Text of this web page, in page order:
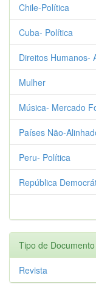
Chile-Política
Cuba- Política
Direitos Humanos-
Mulher
Música- Mercado
Países Não-
Peru- Política
República
Tipo de Documento
Revista